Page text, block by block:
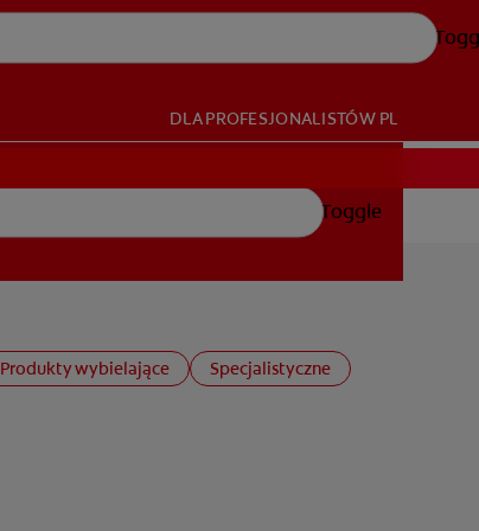
DLA PROFESJONALISTÓW PL
Toggle
Produkty wybielające
Specjalistyczne